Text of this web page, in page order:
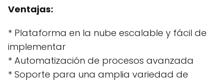
Ventajas:
* Plataforma en la nube escalable y fácil de
implementar
* Automatización de procesos avanzada
* Soporte para una amplia variedad de